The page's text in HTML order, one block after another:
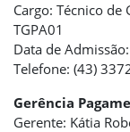
Cargo: Técnico de
TGPA01
Data de
Telefone: (43)
Gerência
Gerente: Kátia